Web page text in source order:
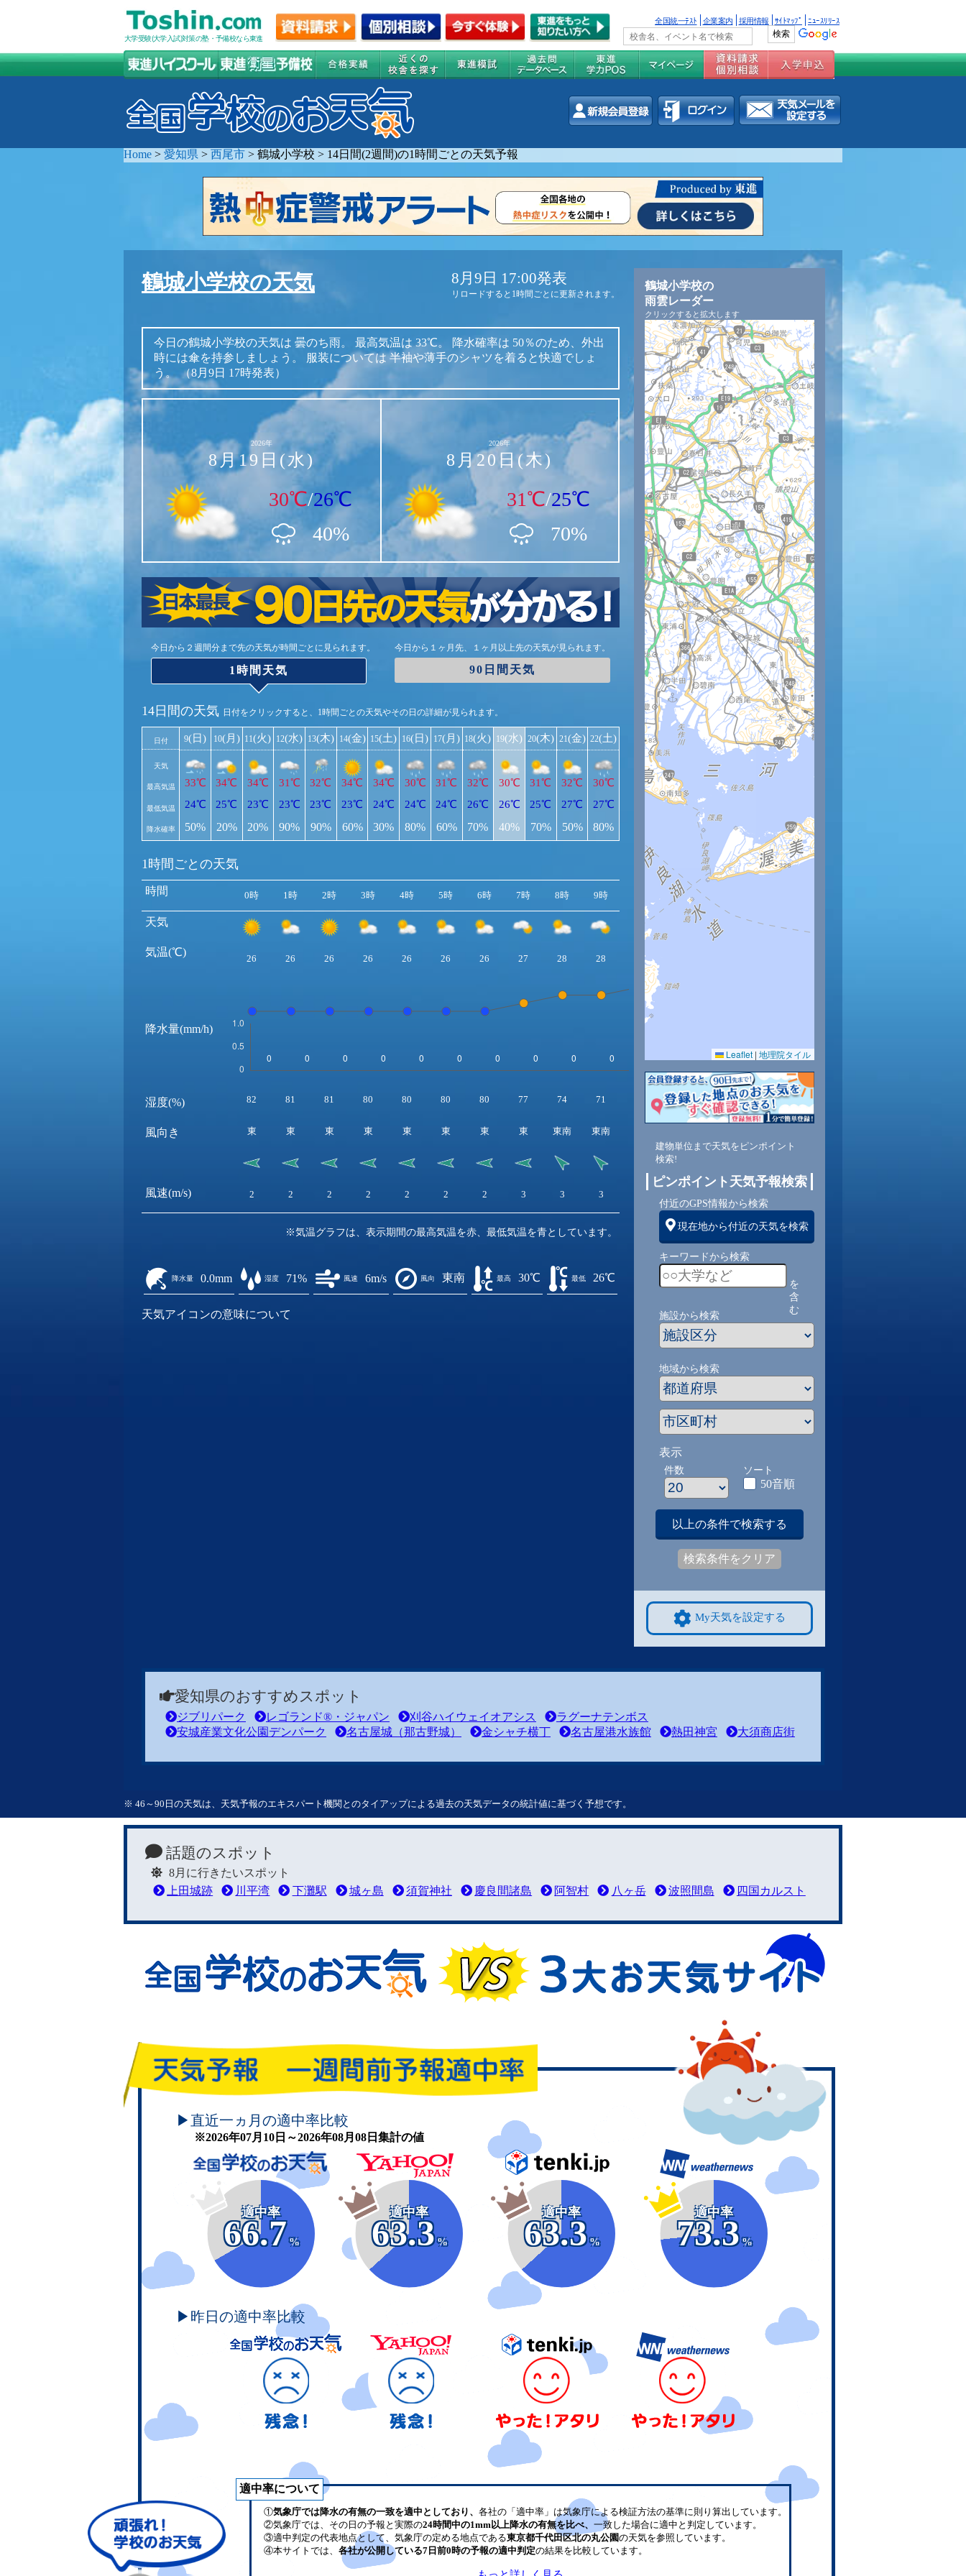
大学受験(大学入試)対策の塾・予備校なら東進
全国統一ﾃｽﾄ 企業案内 採用情報 ｻｲﾄﾏｯﾌﾟ ﾆｭｰｽﾘﾘｰｽ
Home > 愛知県 > 西尾市 > 鶴城小学校 > 14日間(2週間)の1時間ごとの天気予報
鶴城小学校の天気 8月9日 17:00発表
リロードすると1時間ごとに更新されます。
今日の鶴城小学校の天気は 曇のち雨。 最高気温は 33℃。 降水確率は 50％のため、外出
時には傘を持参しましょう。
服装については 半袖や薄手のシャツを着ると快適でしょ
う。
（8月9日 17時発表）
2026年
8月19日(水)
30℃/26℃
40%
2026年
8月20日(木)
31℃/25℃
70%
今日から２週間分まで先の天気が時間ごとに見られます。
1時間天気
今日から１ヶ月先、１ヶ月以上先の天気が見られます。
90日間天気
14日間の天気 日付をクリックすると、1時間ごとの天気やその日の詳細が見られます。
日付
天気
最高気温
最低気温
降水確率
9(日)
33℃
24℃
50%
10(月)
34℃
25℃
20%
11(火)
34℃
23℃
20%
12(水)
31℃
23℃
90%
13(木)
32℃
23℃
90%
14(金)
34℃
23℃
60%
15(土)
34℃
24℃
30%
16(日)
30℃
24℃
80%
17(月)
31℃
24℃
60%
18(火)
32℃
26℃
70%
19(水)
30℃
26℃
40%
20(木)
31℃
25℃
70%
21(金)
32℃
27℃
50%
22(土)
30℃
27℃
80%
1時間ごとの天気
時間
天気
気温(℃)
降水量(mm/h)
湿度(%)
風向き
風速(m/s)
0時 1時 2時 3時 4時 5時 6時 7時 8時 9時 11時
26 26 26 26 26 26 26 27 28 28
82 81 81 80 80 80 80 77 74 71 65 62 63 64
東 東 東 東 東 東 東 東 東南 東南
2 2 2 2 2 2 2 3 3 3
※気温グラフは、表示期間の最高気温を赤、最低気温を青としています。
降水量 0.0mm 湿度 71% 風速 6m/s 風向 東南 最高 30℃ 最低 26℃
天気アイコンの意味について
鶴城小学校の
雨雲レーダー
クリックすると拡大します
Leaflet | 地理院タイル
建物単位まで天気をピンポイント
検索!
ピンポイント天気予報検索
付近のGPS情報から検索
現在地から付近の天気を検索
キーワードから検索
を
含
む
施設から検索
地域から検索
表示
件数 ソート
50音順
以上の条件で検索する
検索条件をクリア
My天気を設定する
愛知県のおすすめスポット
ジブリパーク レゴランド®・ジャパン 刈谷ハイウェイオアシス
ラグーナテンボス
安城産業文化公園デンパーク
名古屋城（那古野城） 金シャチ横丁 名古屋港水族館 熱田神宮 大須商店街
※ 46～90日の天気は、天気予報のエキスパート機関とのタイアップによる過去の天気データの統計値に基づく予想です。
話題のスポット
8月に行きたいスポット
上田城跡
川平湾 下灘駅 城ヶ島 須賀神社 慶良間諸島 阿智村 八ヶ岳 波照間島 四国カルスト
頑張れ！学校のお天気
▶直近一ヵ月の適中率比較
※2026年07月10日～2026年08月08日集計の値
適中率
66.7
%
適中率
63.3
%
適中率
63.3
%
適中率
73.3
%
▶昨日の適中率比較
適中率について
①気象庁では降水の有無の一致を適中としており、 各社の「適中率」は気象庁による検証方法の基準に則り算出しています。
②気象庁では、その日の予報と実際の24時間中の1mm以上降水の有無を比べ、 一致した場合に適中と判定しています。
③適中判定の代表地点として、気象庁の定める地点である東京都千代田区北の丸公園の天気を参照しています。
④本サイトでは、 各社が公開している7日前0時の予報の適中判定の結果を比較しています。